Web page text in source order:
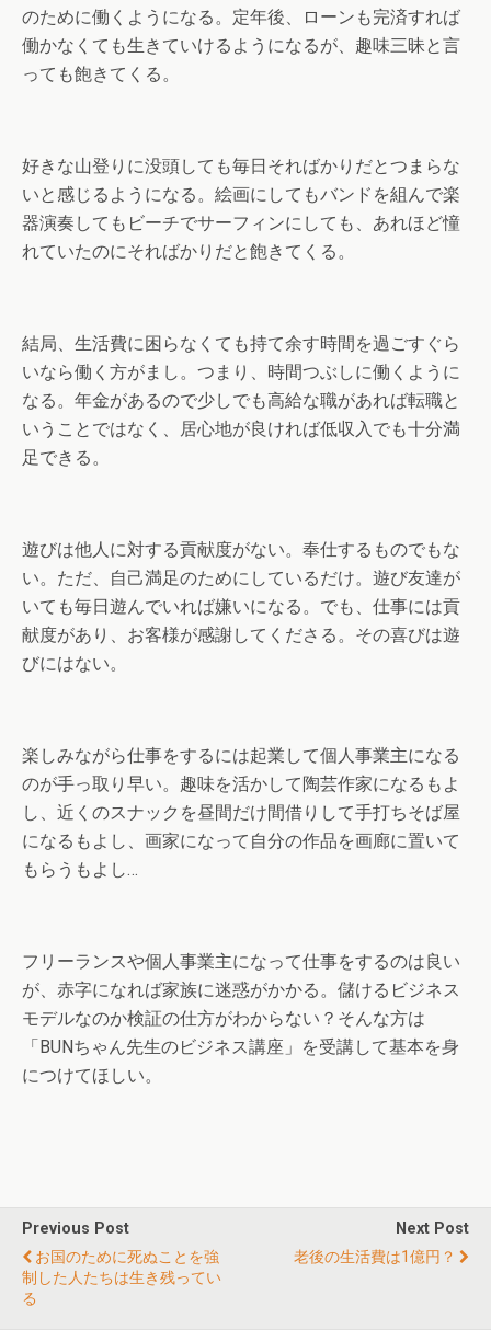
のために働くようになる。定年後、ローンも完済すれば
働かなくても生きていけるようになるが、趣味三昧と言
っても飽きてくる。
好きな山登りに没頭しても毎日そればかりだとつまらな
いと感じるようになる。絵画にしてもバンドを組んで楽
器演奏してもビーチでサーフィンにしても、あれほど憧
れていたのにそればかりだと飽きてくる。
結局、生活費に困らなくても持て余す時間を過ごすぐら
いなら働く方がまし。つまり、時間つぶしに働くように
なる。年金があるので少しでも高給な職があれば転職と
いうことではなく、居心地が良ければ低収入でも十分満
足できる。
遊びは他人に対する貢献度がない。奉仕するものでもな
い。ただ、自己満足のためにしているだけ。遊び友達が
いても毎日遊んでいれば嫌いになる。でも、仕事には貢
献度があり、お客様が感謝してくださる。その喜びは遊
びにはない。
楽しみながら仕事をするには起業して個人事業主になる
のが手っ取り早い。趣味を活かして陶芸作家になるもよ
し、近くのスナックを昼間だけ間借りして手打ちそば屋
になるもよし、画家になって自分の作品を画廊に置いて
もらうもよし…
フリーランスや個人事業主になって仕事をするのは良い
が、赤字になれば家族に迷惑がかかる。儲けるビジネス
モデルなのか検証の仕方がわからない？そんな方は
「BUNちゃん先生のビジネス講座」を受講して基本を身
につけてほしい。
Previous Post
お国のために死ぬことを強
制した人たちは生き残ってい
る
Next Post
老後の生活費は1億円？